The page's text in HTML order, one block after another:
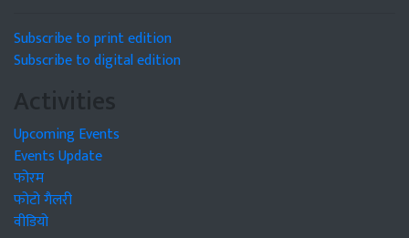
Subscribe to print edition
Subscribe to digital edition
Activities
Upcoming Events
Events Update
फोरम
फोटो गैलरी
वीडियो